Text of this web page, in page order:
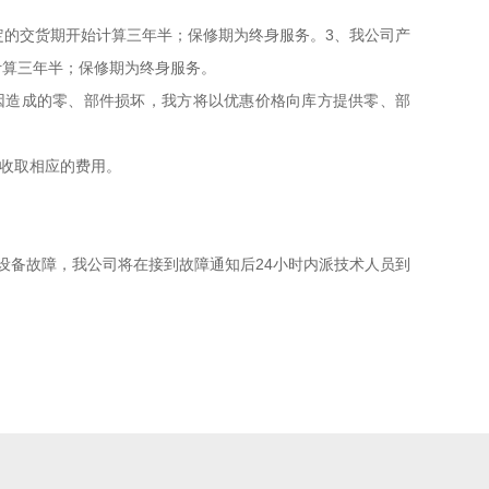
交货期开始计算三年半；保修期为终身服务。3、我公司产
三年半；保修期为终身服务。
成的零、部件损坏，我方将以优惠价格向库方提供零、部
相应的费用。
故障，我公司将在接到故障通知后24小时内派技术人员到